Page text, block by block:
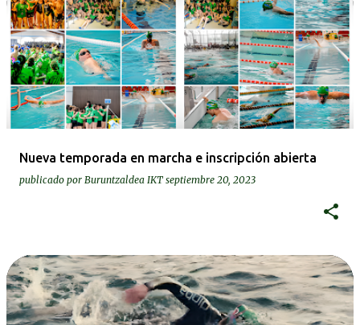
Nueva temporada en marcha e inscripción abierta
publicado por Buruntzaldea IKT septiembre 20, 2023